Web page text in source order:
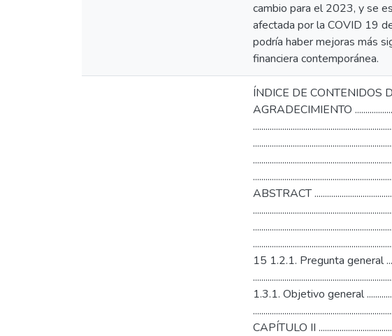
cambio para el 2023, y se
afectada por la COVID 19
podría haber mejoras más
financiera contemporánea.
ÍNDICE DE CONTENIDOS
AGRADECIMIENTO
ABSTRACT
15 1.2.1. Pregunta general
1.3.1. Objetivo general
CAPÍTULO II